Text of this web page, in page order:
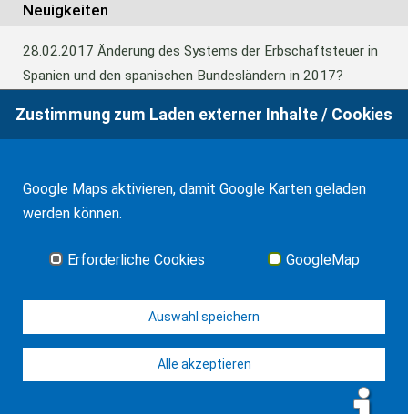
Neuigkeiten
28.02.2017 Änderung des Systems der Erbschaftsteuer in
Spanien und den spanischen Bundesländern in 2017?
24.06.2016Europäisches Güterrecht verabschiedet
01.01.2016
Erbschaftsteuer und Schenkungssteuer der
© WF Synold & Associates 2026
Zustimmung zum Laden externer Inhalte / Cookies
Google Maps aktivieren, damit Google Karten geladen
werden können.
Erforderliche Cookies GoogleMap
Auswahl speichern
Alle akzeptieren